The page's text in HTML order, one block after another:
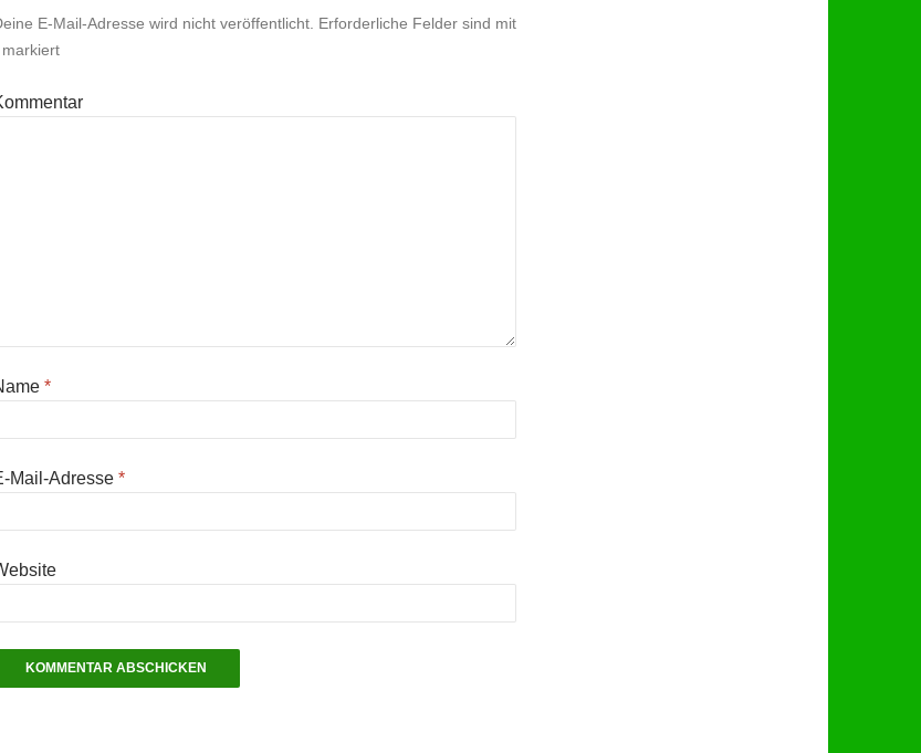
E-Mail-Adresse wird nicht veröffentlicht. Erforderliche Felder sind mit
markiert
*
Mail-Adresse *